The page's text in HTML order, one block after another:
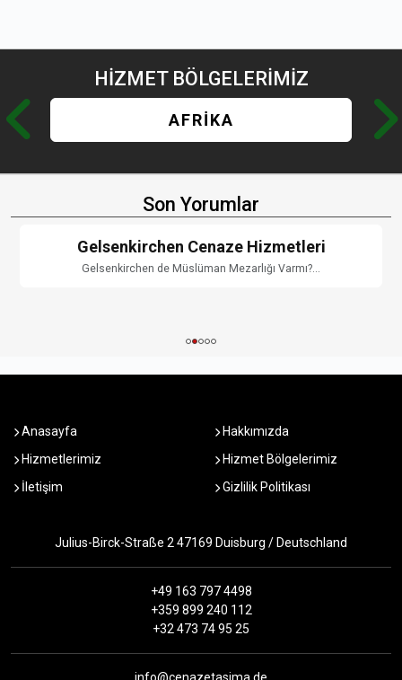
HİZMET BÖLGELERİMİZ
AFRİKA
Son Yorumlar
Gelsenkirchen Cenaze Hizmetleri
Gelsenkirchen de Müslüman Mezarlığı Varmı?...
Anasayfa
Hakkımızda
Hizmetlerimiz
Hizmet Bölgelerimiz
İletişim
Gizlilik Politikası
Julius-Birck-Straße 2 47169 Duisburg / Deutschland
+49 163 797 4498
+359 899 240 112
+32 473 74 95 25